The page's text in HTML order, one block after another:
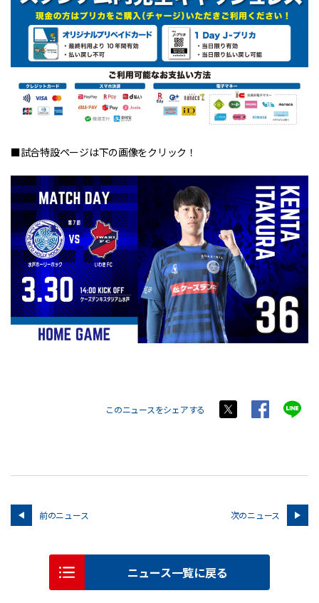
■試合特設ページは下の画像をクリック！
このニュースをシェアする
前のニュース 次のニュース
ニュース一覧に戻る